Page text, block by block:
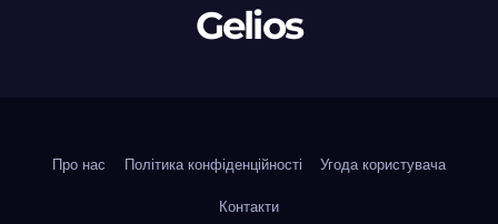
Gelios
Про нас Політика конфіденційності Угода користувача
Контакти